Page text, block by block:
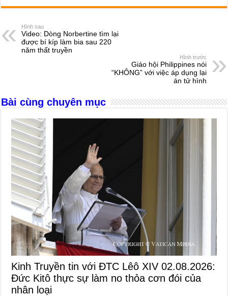
c
e
b
o
ss
n
g
at
A
p
e
d
er ail ar
Hình sau
Video: Dòng Norbertine tìm lại
được bí kíp làm bia sau 220
năm thất truyền
Hình trước
Giáo hội Philippines nói
“KHÔNG” với việc áp dụng lại
án tử hình
Bài cùng chuyên mục
Kinh Truyền tin với ĐTC Lêô XIV 02.08.2026:
Đức Kitô thực sự làm no thỏa cơn đói của
nhân loại